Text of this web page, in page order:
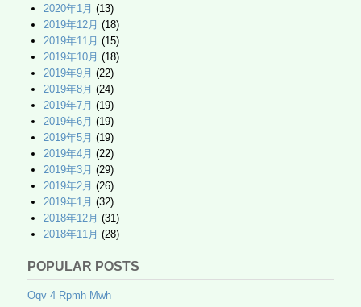
2020年1月 (13)
2019年12月 (18)
2019年11月 (15)
2019年10月 (18)
2019年9月 (22)
2019年8月 (24)
2019年7月 (19)
2019年6月 (19)
2019年5月 (19)
2019年4月 (22)
2019年3月 (29)
2019年2月 (26)
2019年1月 (32)
2018年12月 (31)
2018年11月 (28)
POPULAR POSTS
Oqv 4 Rpmh Mwh